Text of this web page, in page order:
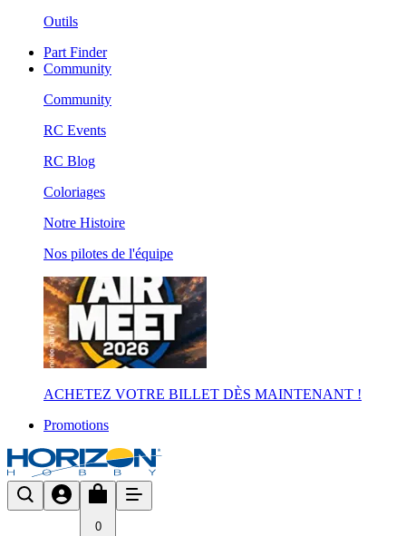
Outils
Part Finder
Community
Community
RC Events
RC Blog
Coloriages
Notre Histoire
Nos pilotes de l'équipe
ACHETEZ VOTRE BILLET DÈS MAINTENANT !
Promotions
0